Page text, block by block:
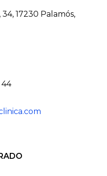
17230 Palamós,
44